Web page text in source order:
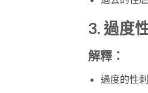
3. 過度
解釋：
過度的性